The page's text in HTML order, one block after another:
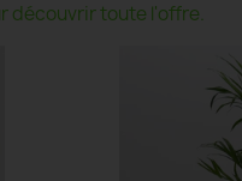
découvrir toute l'offre.